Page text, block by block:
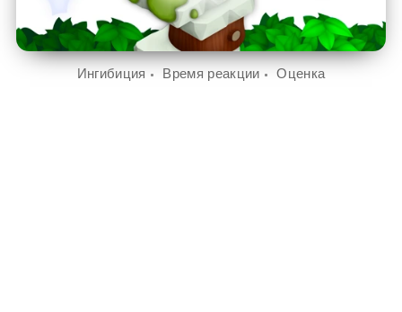
Ингибиция Время реакции Оценка